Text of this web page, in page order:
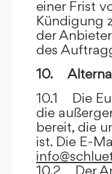
einer Frist
Kündigung
der
des
10.
10.1 Die
die
bereit, die
ist. Die E-
10.2 Der